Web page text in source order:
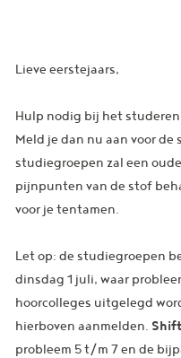
Lieve eerstejaars,
Hulp nodig bij het studeren
Meld je dan nu aan voor
studiegroepen zal een
pijnpunten van de stof
voor je tentamen.
Let op: de studiegroepen
dinsdag 1 juli, waar
hoorcolleges uitgelegd
hierboven aanmelden.
probleem 5 t/m 7 en de